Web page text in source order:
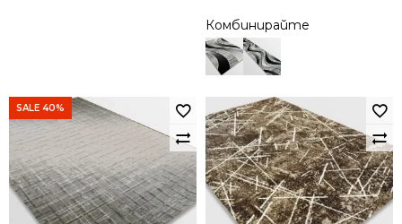
Комбинирайте
SALE 40%